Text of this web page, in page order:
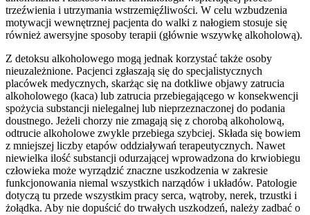
trzeźwienia i utrzymania wstrzemięźliwości. W celu wzbudzenia
motywacji wewnętrznej pacjenta do walki z nałogiem stosuje się
również awersyjne sposoby terapii (głównie wszywkę alkoholową).
Z detoksu alkoholowego mogą jednak korzystać także osoby
nieuzależnione. Pacjenci zgłaszają się do specjalistycznych
placówek medycznych, skarżąc się na dotkliwe objawy zatrucia
alkoholowego (kaca) lub zatrucia przebiegającego w konsekwencji
spożycia substancji nielegalnej lub nieprzeznaczonej do podania
doustnego. Jeżeli chorzy nie zmagają się z chorobą alkoholową,
odtrucie alkoholowe zwykle przebiega szybciej. Składa się bowiem
z mniejszej liczby etapów oddziaływań terapeutycznych. Nawet
niewielka ilość substancji odurzającej wprowadzona do krwiobiegu
człowieka może wyrządzić znaczne uszkodzenia w zakresie
funkcjonowania niemal wszystkich narządów i układów. Patologie
dotyczą tu przede wszystkim pracy serca, wątroby, nerek, trzustki i
żołądka. Aby nie dopuścić do trwałych uszkodzeń, należy zadbać o